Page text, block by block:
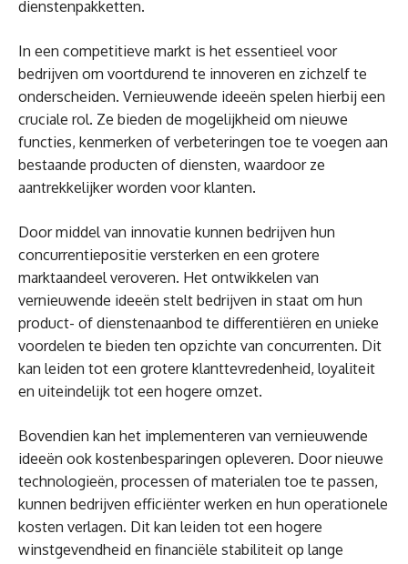
dienstenpakketten.
In een competitieve markt is het essentieel voor
bedrijven om voortdurend te innoveren en zichzelf te
onderscheiden. Vernieuwende ideeën spelen hierbij een
cruciale rol. Ze bieden de mogelijkheid om nieuwe
functies, kenmerken of verbeteringen toe te voegen aan
bestaande producten of diensten, waardoor ze
aantrekkelijker worden voor klanten.
Door middel van innovatie kunnen bedrijven hun
concurrentiepositie versterken en een grotere
marktaandeel veroveren. Het ontwikkelen van
vernieuwende ideeën stelt bedrijven in staat om hun
product- of dienstenaanbod te differentiëren en unieke
voordelen te bieden ten opzichte van concurrenten. Dit
kan leiden tot een grotere klanttevredenheid, loyaliteit
en uiteindelijk tot een hogere omzet.
Bovendien kan het implementeren van vernieuwende
ideeën ook kostenbesparingen opleveren. Door nieuwe
technologieën, processen of materialen toe te passen,
kunnen bedrijven efficiënter werken en hun operationele
kosten verlagen. Dit kan leiden tot een hogere
winstgevendheid en financiële stabiliteit op lange